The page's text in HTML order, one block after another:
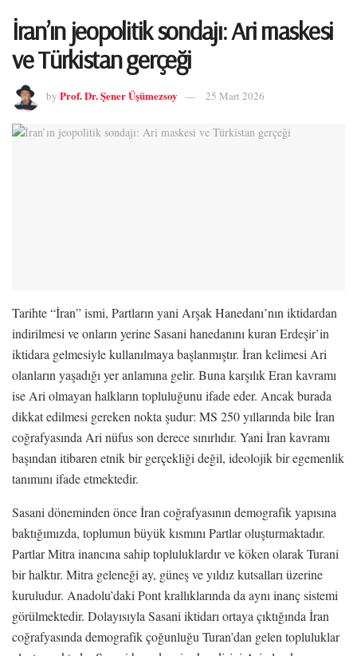
İran’ın jeopolitik sondajı: Ari maskesi
ve Türkistan gerçeği
by Prof. Dr. Şener Üşümezsoy 25 Mart 2026
Tarihte “İran” ismi, Partların yani Arşak Hanedanı’nın iktidardan
indirilmesi ve onların yerine Sasani hanedanını kuran Erdeşir’in
iktidara gelmesiyle kullanılmaya başlanmıştır. İran kelimesi Ari
olanların yaşadığı yer anlamına gelir. Buna karşılık Eran kavramı
ise Ari olmayan halkların topluluğunu ifade eder. Ancak burada
dikkat edilmesi gereken nokta şudur: MS 250 yıllarında bile İran
coğrafyasında Ari nüfus son derece sınırlıdır. Yani İran kavramı
başından itibaren etnik bir gerçekliği değil, ideolojik bir egemenlik
tanımını ifade etmektedir.
Sasani döneminden önce İran coğrafyasının demografik yapısına
baktığımızda, toplumun büyük kısmını Partlar oluşturmaktadır.
Partlar Mitra inancına sahip topluluklardır ve köken olarak Turani
bir halktır. Mitra geleneği ay, güneş ve yıldız kutsalları üzerine
kuruludur. Anadolu’daki Pont krallıklarında da aynı inanç sistemi
görülmektedir. Dolayısıyla Sasani iktidarı ortaya çıktığında İran
coğrafyasında demografik çoğunluğu Turan’dan gelen topluluklar